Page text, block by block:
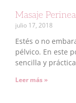
Masaje
julio 17, 2018
Estés o no
pélvico. En este
sencilla y
Leer más »